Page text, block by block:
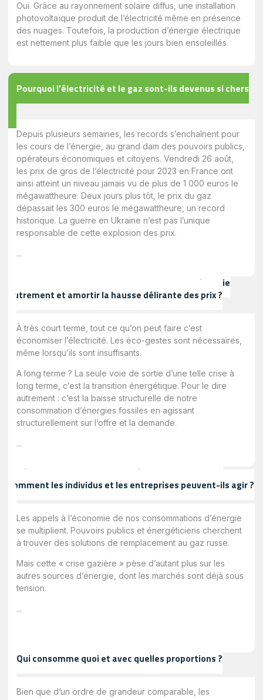
Oui. Grâce au rayonnement solaire diffus, une installation
photovoltaïque produit de l’électricité même en présence
des nuages. Toutefois, la production d’énergie électrique
est nettement plus faible que les jours bien ensoleillés.
Pourquoi l’électricité et le gaz sont-ils devenus si chers
?
Depuis plusieurs semaines, les records s’enchaînent pour
les cours de l’énergie, au grand dam des pouvoirs publics,
opérateurs économiques et citoyens. Vendredi 26 août,
les prix de gros de l’électricité pour 2023 en France ont
ainsi atteint un niveau jamais vu de plus de 1 000 euros le
mégawattheure. Deux jours plus tôt, le prix du gaz
dépassait les 300 euros le mégawattheure, un record
historique. La guerre en Ukraine n’est pas l’unique
responsable de cette explosion des prix.
...
Quelles sont les solutions pour trouver de l’énergie
autrement et amortir la hausse délirante des prix ?
À très court terme, tout ce qu’on peut faire c’est
économiser l’électricité. Les éco-gestes sont nécessaires,
même lorsqu’ils sont insuffisants.
A long terme ? La seule voie de sortie d’une telle crise à
long terme, c’est la transition énergétique. Pour le dire
autrement : c’est la baisse structurelle de notre
consommation d’énergies fossiles en agissant
structurellement sur l’offre et la demande.
...
Réduire sa consommation d’énergie : pourquoi et
comment les individus et les entreprises peuvent-ils agir ?
Les appels à l’économie de nos consommations d’énergie
se multiplient. Pouvoirs publics et énergéticiens cherchent
à trouver des solutions de remplacement au gaz russe.
Mais cette « crise gazière » pèse d’autant plus sur les
autres sources d’énergie, dont les marchés sont déjà sous
tension.
...
Qui consomme quoi et avec quelles proportions ?
Bien que d’un ordre de grandeur comparable, les